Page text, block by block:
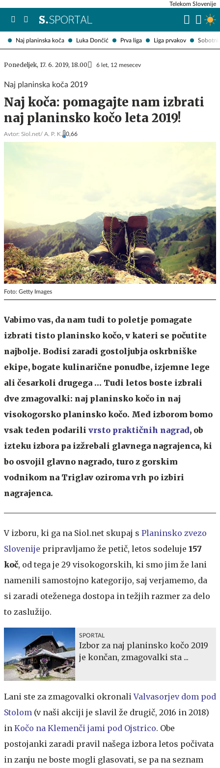
Naj planinska koča Luka Dončić Prva liga Liga prvakov Sobotni
Telekom Slovenije
Ponedeljek, 17. 6. 2019, 18.00 6 let, 12 mesecev
Naj planinska koča 2019
Naj koča: pomagajte nam izbrati
naj planinsko kočo leta 2019!
Avtor: Siol.net/ A. P. K. 0,66
Foto: Getty Images
Vabimo vas, da nam tudi to poletje pomagate
izbrati tisto planinsko kočo, v kateri se počutite
najbolje. Bodisi zaradi gostoljubja oskrbniške
ekipe, bogate kulinarične ponudbe, izjemne lege
ali česarkoli drugega … Tudi letos boste izbrali
dve zmagovalki: naj planinsko kočo in naj
visokogorsko planinsko kočo. Med izborom bomo
vsak teden podarili vrsto praktičnih nagrad, ob
izteku izbora pa izžrebali glavnega nagrajenca, ki
bo osvojil glavno nagrado, turo z gorskim
vodnikom na Triglav oziroma vrh po izbiri
nagrajenca.
V izboru, ki ga na Siol.net skupaj s Planinsko zvezo
Slovenije pripravljamo že petič, letos sodeluje 157
koč, od tega je 29 visokogorskih, ki smo jim že lani
namenili samostojno kategorijo, saj verjamemo, da
si zaradi oteženega dostopa in težjih razmer za delo
to zaslužijo.
SPORTAL
Izbor za naj planinsko kočo 2019
je končan, zmagovalki sta ...
Lani ste za zmagovalki okronaliValvasorjev dom pod
Stolom (v naši akciji je slavil že drugič, 2016 in 2018)
in Kočo na Klemenči jami pod Ojstrico. Obe
postojanki zaradi pravil našega izbora letos počivata
in zanju ne boste mogli glasovati, se pa na seznam